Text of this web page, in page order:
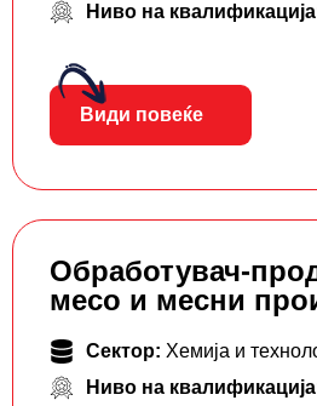
Ниво на
Види повеќе
Обработувач-
месо и месни
Сектор: Хемија и
Ниво на